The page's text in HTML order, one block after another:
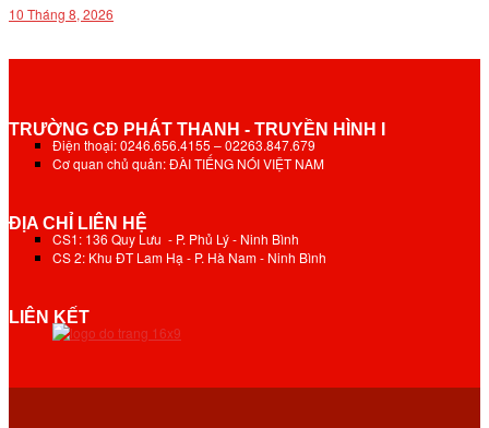
10 Tháng 8, 2026
TRƯỜNG CĐ PHÁT THANH - TRUYỀN HÌNH I
Điện thoại: 0246.656.4155 – 02263.847.679
Cơ quan chủ quản: ĐÀI TIẾNG NÓI VIỆT NAM
ĐỊA CHỈ LIÊN HỆ
CS1: 136 Quy Lưu - P. Phủ Lý - Ninh Bình
CS 2: Khu ĐT Lam Hạ - P. Hà Nam - Ninh Bình
LIÊN KẾT